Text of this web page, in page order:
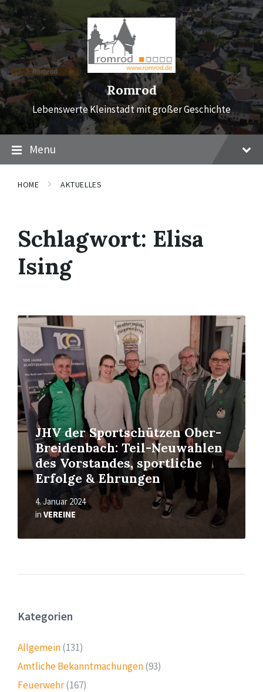
Skip
to
content
Skip
to
main
navigation
Skip
to
footer
Romrod
Lebenswerte Kleinstadt mit großer Geschichte
Menu
HOME AKTUELLES
Schlagwort: Elisa
Ising
JHV der Sportschützen Ober-
Breidenbach: Teil-Neuwahlen
des Vorstandes, sportliche
Erfolge & Ehrungen
4. Januar 2024
in VEREINE
Read
More
Kategorien
Allgemein(131)
Amtliche Bekanntmachungen(93)
Feuerwehr(167)